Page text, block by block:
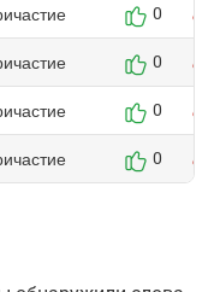
0
0
0
0